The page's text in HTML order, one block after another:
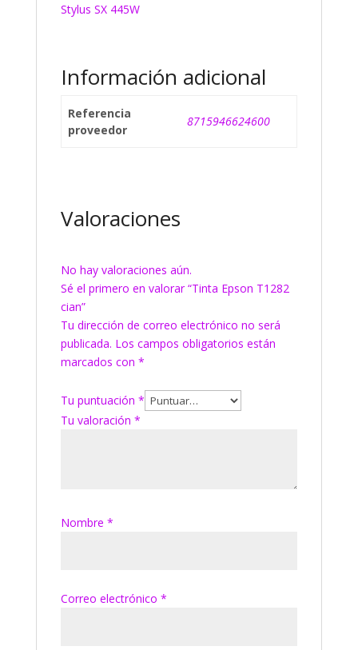
Stylus SX 445W
Información adicional
Referencia
proveedor
8715946624600
Valoraciones
No hay valoraciones aún.
Sé el primero en valorar “Tinta Epson T1282
cian”
Tu dirección de correo electrónico no será
publicada. Los campos obligatorios están
marcados con *
Tu puntuación *
Tu valoración *
Nombre *
Correo electrónico *